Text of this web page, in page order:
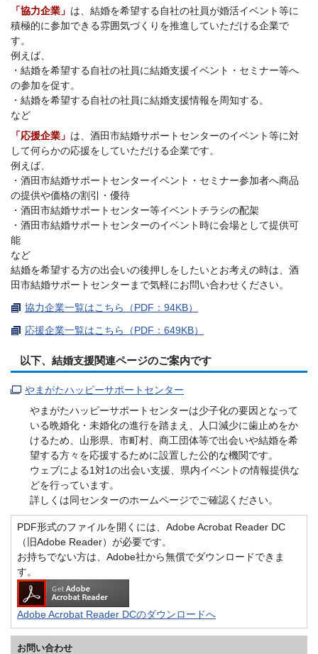
「協力企業」 は、結婚を希望する自社の社員が婚活イベント等に
積極的に参加できる雰囲気づくりを推進していただける企業で
す。
例えば、
・結婚を希望する自社の社員に結婚支援イベント・セミナー等へ
の参加を促す。
・結婚を希望する自社の社員に結婚支援情報を周知する。
など
「応援企業」 は、酒田市結婚サポートセンターのイベント等に対
して何らかの応援をしていただける企業です。
例えば、
・酒田市結婚サポートセンターイベント・セミナー参加者へ商品
の提供や価格の割引・優待
・酒田市結婚サポートセンター等イベントチラシの配架
・酒田市結婚サポートセンターのイベント時に会場として提供可
能
など
結婚を希望する方の出会いの後押しをしたいとお考えの時は、酒
田市結婚サポートセンターまで気軽にお問い合わせください。
協力企業一覧はこちら（PDF：94KB）
応援企業一覧はこちら（PDF：649KB）
以下、結婚支援関連ページのご案内です
やまがたハッピーサポートセンター
やまがたハッピーサポートセンターは少子化の要因となって
いる晩婚化・未婚化の進行を踏まえ、人口減少に歯止めをか
けるため、山形県、市町村、商工団体等で出会いや結婚を希
望する方々を応援するために設置した公的な機関です。
ウェブによる1対1の出会い支援、県内イベントの情報提供な
どを行っています。
詳しくは同センターのホームページでご確認ください。
PDF形式のファイルを開くには、Adobe Acrobat Reader DC
（旧Adobe Reader）が必要です。
お持ちでない方は、Adobe社から無償でダウンロードできま
す。
Adobe Acrobat Reader DCのダウンロードへ
お問い合わせ